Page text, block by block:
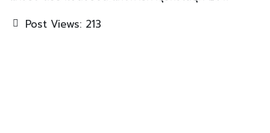
Post Views: 213